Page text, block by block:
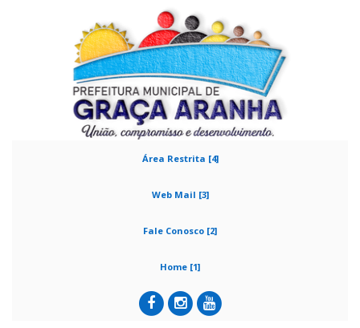
Área Restrita [4]
Web Mail [3]
Fale Conosco [2]
Home [1]